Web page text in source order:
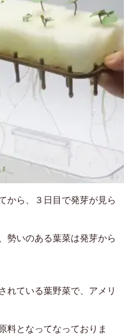
から、３日目で発芽が見ら
勢いのある葉菜は発芽から
れている葉野菜で、アメリ
料となってなっておりま